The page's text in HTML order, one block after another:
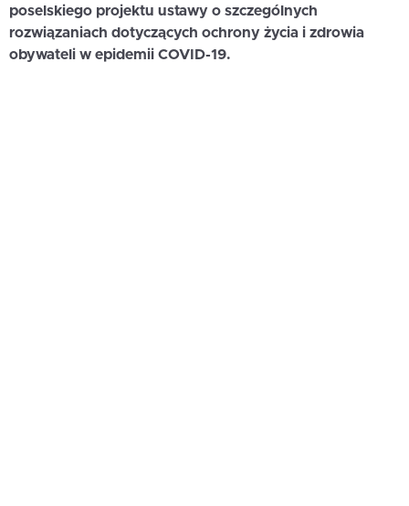
poselskiego projektu ustawy o szczególnych
rozwiązaniach dotyczących ochrony życia i zdrowia
obywateli w epidemii COVID-19.